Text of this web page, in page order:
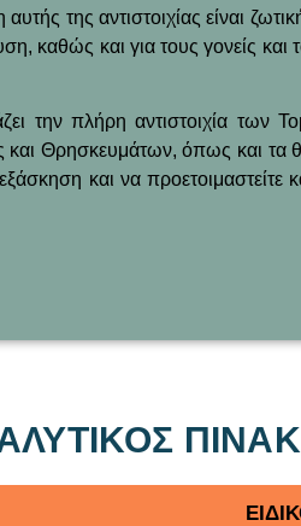
της αντιστοιχίας είναι
καθώς και για τους γονείς και
την πλήρη αντιστοιχία των
Θρησκευμάτων, όπως και τα
και να προετοιμαστείτε